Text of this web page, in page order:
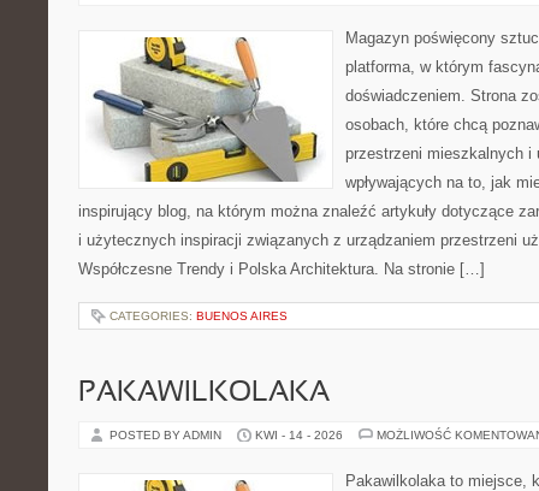
Magazyn poświęcony
platforma, w którym
doświadczeniem. Strona
osobach, które chcą
przestrzeni mieszkalnych i
wpływających na to, jak
inspirujący blog, na którym można znaleźć artykuły dotyczące
i użytecznych inspiracji związanych z urządzaniem przestrzeni
Współczesne Trendy i Polska Architektura. Na stronie […]
CATEGORIES: BUENOS AIRES
PAKAWILKOLAKA
POSTED BY ADMIN KWI - 14 - 2026 MOŻLIWOŚĆ
Pakawilkolaka to miejsce,